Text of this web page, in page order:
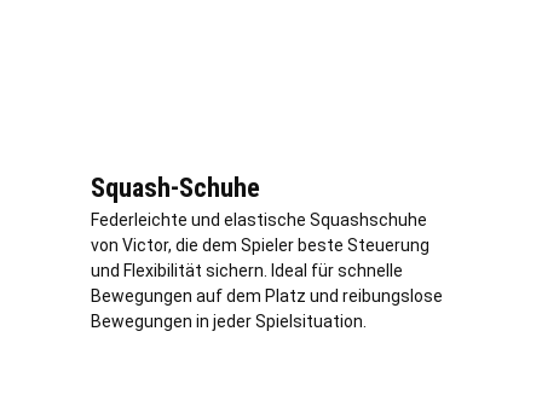
Squash-Schuhe
Federleichte und elastische Squashschuhe
von Victor, die dem Spieler beste Steuerung
und Flexibilität sichern. Ideal für schnelle
Bewegungen auf dem Platz und reibungslose
Bewegungen in jeder Spielsituation.